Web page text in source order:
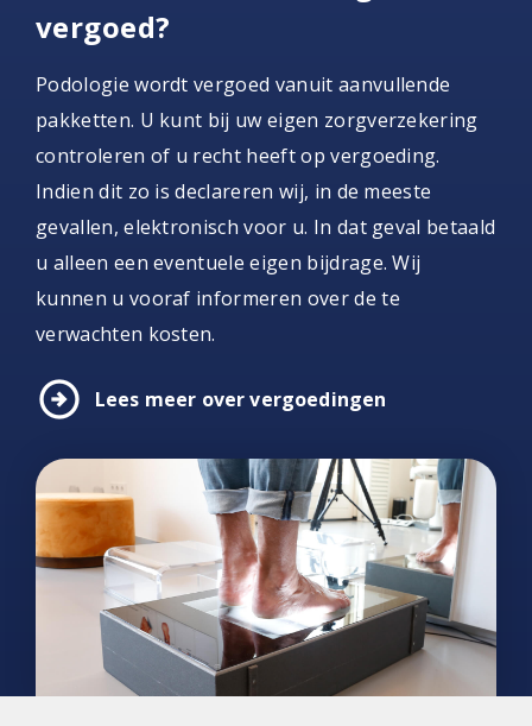
vergoed?
Podologie wordt vergoed vanuit aanvullende
pakketten. U kunt bij uw eigen zorgverzekering
controleren of u recht heeft op vergoeding.
Indien dit zo is declareren wij, in de meeste
gevallen, elektronisch voor u. In dat geval betaald
u alleen een eventuele eigen bijdrage. Wij
kunnen u vooraf informeren over de te
verwachten kosten.
arrow_circle_right Lees meer over vergoedingen